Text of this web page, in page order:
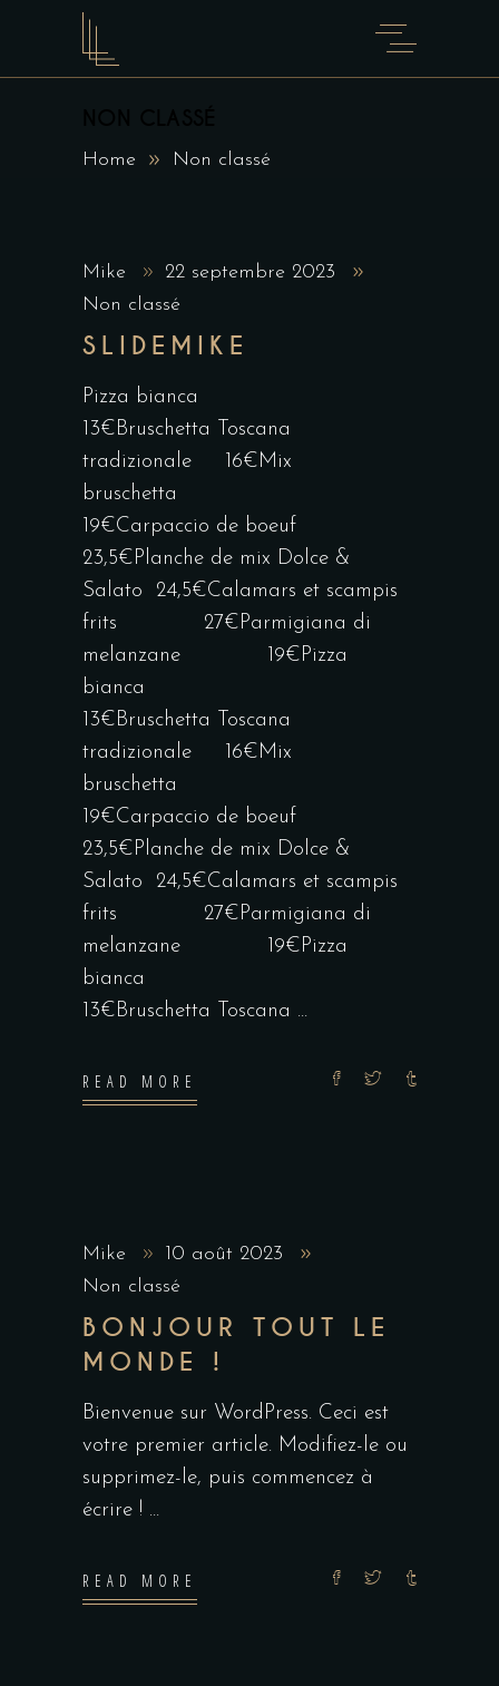
Home Non classé
Mike
22 septembre 2023
Non classé
SLIDEMIKE
Pizza bianca
13€Bruschetta Toscana
tradizionale 16€Mix
bruschetta
19€Carpaccio de boeuf
23,5€Planche de mix Dolce &
Salato 24,5€Calamars et scampis
frits 27€Parmigiana di
melanzane 19€Pizza
bianca
13€Bruschetta Toscana
tradizionale 16€Mix
bruschetta
19€Carpaccio de boeuf
23,5€Planche de mix Dolce &
Salato 24,5€Calamars et scampis
frits 27€Parmigiana di
melanzane 19€Pizza
bianca
13€Bruschetta Toscana
READ MORE
Mike
10 août 2023
Non classé
BONJOUR TOUT LE
MONDE !
Bienvenue sur WordPress. Ceci est
votre premier article. Modifiez-le ou
supprimez-le, puis commencez à
écrire !
READ MORE